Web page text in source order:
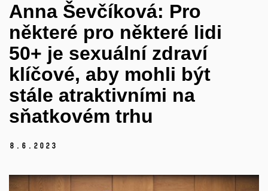
Anna Ševčíková: Pro
některé pro některé lidi
50+ je sexuální zdraví
klíčové, aby mohli být
stále atraktivními na
sňatkovém trhu
8. 6. 2023